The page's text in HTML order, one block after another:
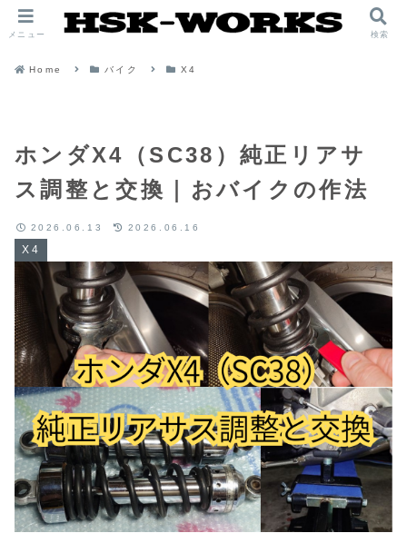
Home バイク X4
ホンダX4（SC38）純正リアサ
ス調整と交換｜おバイクの作法
X4
2026.06.13 2026.06.16
メニュー 検索